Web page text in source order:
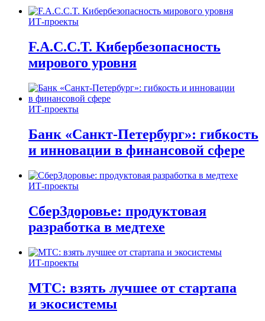
ИТ-проекты
F.A.C.C.T. Кибербезопасность
мирового уровня
ИТ-проекты
Банк «Санкт-Петербург»: гибкость
и инновации в финансовой сфере
ИТ-проекты
СберЗдоровье: продуктовая
разработка в медтехе
ИТ-проекты
МТС: взять лучшее от стартапа
и экосистемы